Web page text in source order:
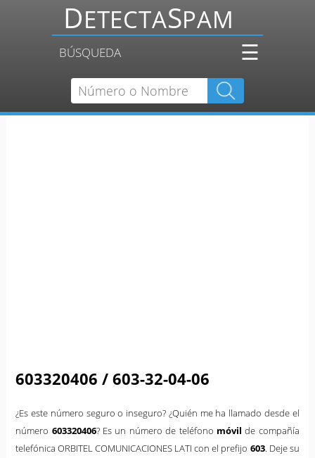
BÚSQUEDA ☰
603320406 / 603-32-04-06
¿Es este número seguro o inseguro? ¿Quién me ha llamado desde el
número 603320406? Es un número de teléfono móvil de compañía
telefónica ORBITEL COMUNICACIONES LATI con el prefijo 603. Deje su